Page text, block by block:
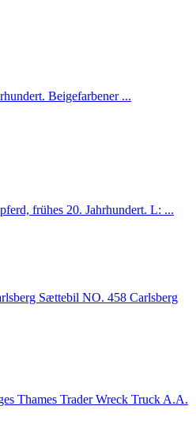
Beigefarbener ...
frühes 20. Jahrhundert. L: ...
Sættebil NO. 458 Carlsberg
Thames Trader Wreck Truck A.A.